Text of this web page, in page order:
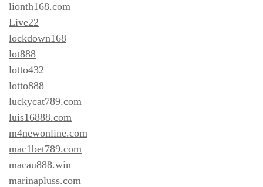
lionth168.com
Live22
lockdown168
lot888
lotto432
lotto888
luckycat789.com
luis16888.com
m4newonline.com
mac1bet789.com
macau888.win
marinapluss.com